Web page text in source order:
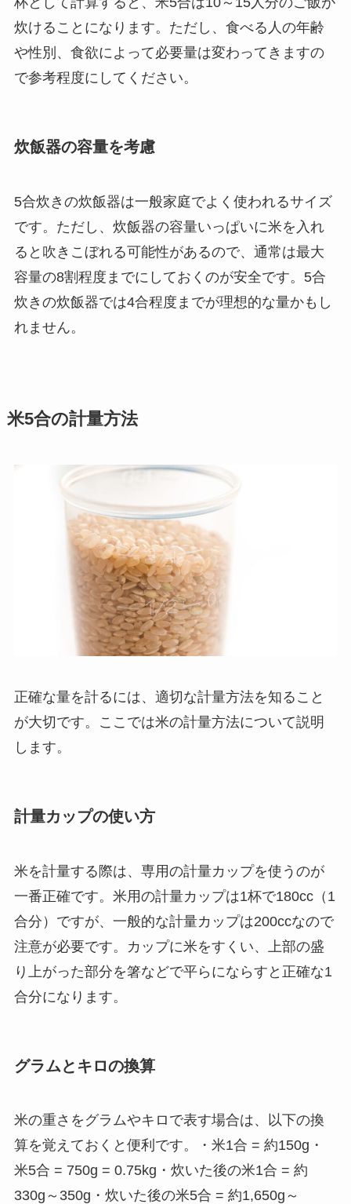
炊けることになります。ただし、食べる人の年齢
や性別、食欲によって必要量は変わってきますの
で参考程度にしてください。
炊飯器の容量を考慮
5合炊きの炊飯器は一般家庭でよく使われるサイズ
です。ただし、炊飯器の容量いっぱいに米を入れ
ると吹きこぼれる可能性があるので、通常は最大
容量の8割程度までにしておくのが安全です。5合
炊きの炊飯器では4合程度までが理想的な量かもし
れません。
米5合の計量方法
正確な量を計るには、適切な計量方法を知ること
が大切です。ここでは米の計量方法について説明
します。
計量カップの使い方
米を計量する際は、専用の計量カップを使うのが
一番正確です。米用の計量カップは1杯で180cc（1
合分）ですが、一般的な計量カップは200ccなので
注意が必要です。カップに米をすくい、上部の盛
り上がった部分を箸などで平らにならすと正確な1
合分になります。
グラムとキロの換算
米の重さをグラムやキロで表す場合は、以下の換
算を覚えておくと便利です。
・米1合 = 約150g ・
米5合 = 750g = 0.75kg ・炊いた後の米1合 = 約
330g～350g ・炊いた後の米5合 = 約1,650g～